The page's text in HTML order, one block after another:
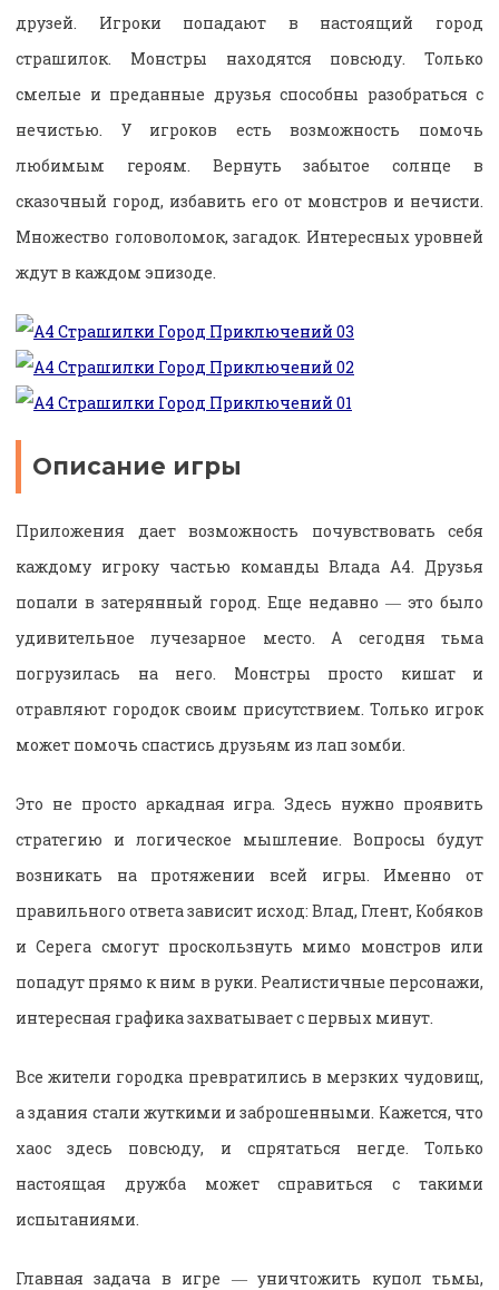
друзей. Игроки попадают в настоящий город
страшилок. Монстры находятся повсюду. Только
смелые и преданные друзья способны разобраться с
нечистью. У игроков есть возможность помочь
любимым героям. Вернуть забытое солнце в
сказочный город, избавить его от монстров и нечисти.
Множество головоломок, загадок. Интересных уровней
ждут в каждом эпизоде.
Описание игры
Приложения дает возможность почувствовать себя
каждому игроку частью команды Влада А4. Друзья
попали в затерянный город. Еще недавно ― это было
удивительное лучезарное место. А сегодня тьма
погрузилась на него. Монстры просто кишат и
отравляют городок своим присутствием. Только игрок
может помочь спастись друзьям из лап зомби.
Это не просто аркадная игра. Здесь нужно проявить
стратегию и логическое мышление. Вопросы будут
возникать на протяжении всей игры. Именно от
правильного ответа зависит исход: Влад, Глент, Кобяков
и Серега смогут проскользнуть мимо монстров или
попадут прямо к ним в руки. Реалистичные персонажи,
интересная графика захватывает с первых минут.
Все жители городка превратились в мерзких чудовищ,
а здания стали жуткими и заброшенными. Кажется, что
хаос здесь повсюду, и спрятаться негде. Только
настоящая дружба может справиться с такими
испытаниями.
Главная задача в игре ― уничтожить купол тьмы,